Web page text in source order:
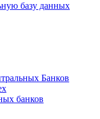
базу данных
Банков
банков